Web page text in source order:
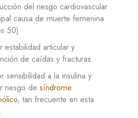
del riesgo cardiovascular
causa de muerte femenina
50)
estabilidad articular y
de caídas y fracturas
sensibilidad a la insulina y
riesgo desíndrome
, tan frecuente en esta